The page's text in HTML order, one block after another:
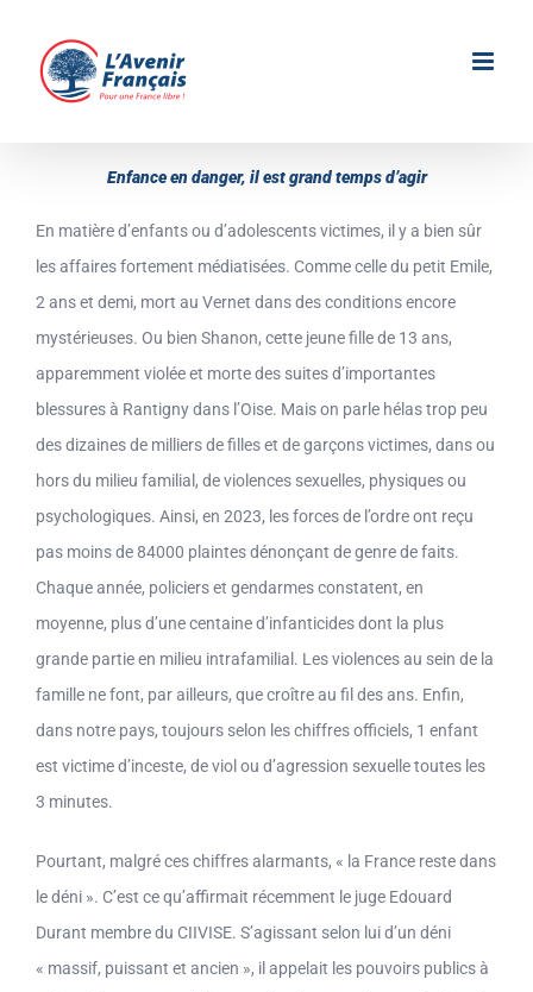
contenu
Enfance en danger, il est grand temps d’agir
En matière d’enfants ou d’adolescents victimes, il y a bien sûr
les affaires fortement médiatisées. Comme celle du petit Emile,
2 ans et demi, mort au Vernet dans des conditions encore
mystérieuses. Ou bien Shanon, cette jeune fille de 13 ans,
apparemment violée et morte des suites d’importantes
blessures à Rantigny dans l’Oise. Mais on parle hélas trop peu
des dizaines de milliers de filles et de garçons victimes, dans ou
hors du milieu familial, de violences sexuelles, physiques ou
psychologiques. Ainsi, en 2023, les forces de l’ordre ont reçu
pas moins de 84000 plaintes dénonçant de genre de faits.
Chaque année, policiers et gendarmes constatent, en
moyenne, plus d’une centaine d’infanticides dont la plus
grande partie en milieu intrafamilial. Les violences au sein de la
famille ne font, par ailleurs, que croître au fil des ans. Enfin,
dans notre pays, toujours selon les chiffres officiels, 1 enfant
est victime d’inceste, de viol ou d’agression sexuelle toutes les
3 minutes.
Pourtant, malgré ces chiffres alarmants, « la France reste dans
le déni ». C’est ce qu’affirmait récemment le juge Edouard
Durant membre du CIIVISE. S’agissant selon lui d’un déni
« massif, puissant et ancien », il appelait les pouvoirs publics à